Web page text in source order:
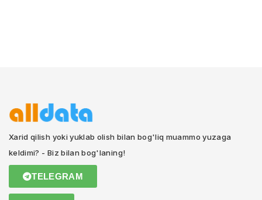
Xarid qilish yoki yuklab olish bilan bog'liq muammo yuzaga
keldimi? - Biz bilan bog'laning!
TELEGRAM